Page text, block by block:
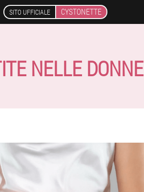
SITO UFFICIALE CYSTONETTE
NELLE DONNE